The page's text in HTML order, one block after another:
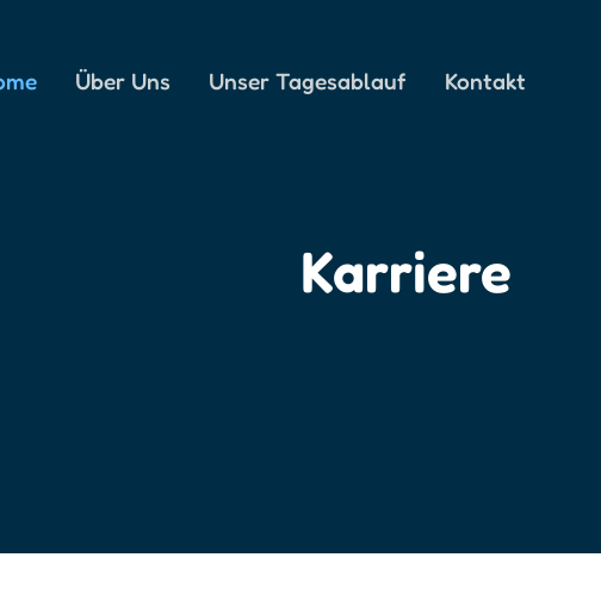
Über Uns Unser Tagesablauf Kontakt
Karriere